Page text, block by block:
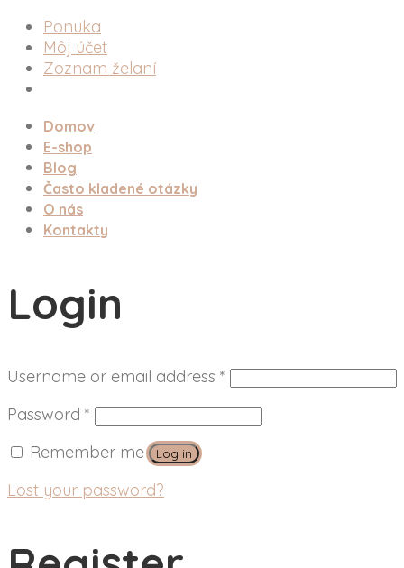
Ponuka
Môj účet
Zoznam želaní
Domov
E-shop
Blog
Často kladené otázky
O nás
Kontakty
Login
Username or email address *
Password *
Remember me
Log in
Lost your password?